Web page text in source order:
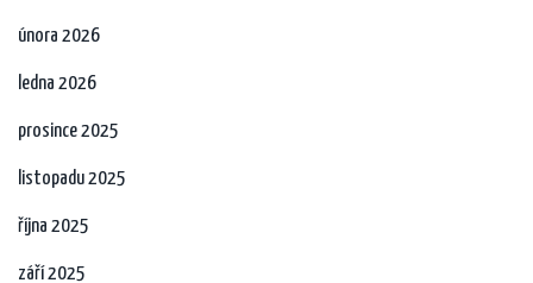
února 2026
ledna 2026
prosince 2025
listopadu 2025
října 2025
září 2025